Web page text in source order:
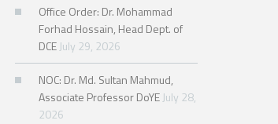
Office Order: Dr. Mohammad
Forhad Hossain, Head Dept. of
DCE July 29, 2026
NOC: Dr. Md. Sultan Mahmud,
Associate Professor DoYE July 28,
2026